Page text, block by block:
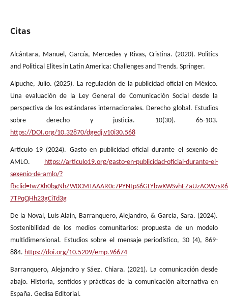
Citas
Alcántara, Manuel, García, Mercedes y Rivas, Cristina. (2020). Politics
and Political Elites in Latin America: Challenges and Trends. Springer.
Alpuche, Julio. (2025). La regulación de la publicidad oficial en México.
Una evaluación de la Ley General de Comunicación Social desde la
perspectiva de los estándares internacionales. Derecho global. Estudios
sobre derecho y justicia. 10(30). 65-103.
https://DOI.org/10.32870/dgedj.v10i30.568
Artículo 19 (2024). Gasto en publicidad oficial durante el sexenio de
AMLO. https://articulo19.org/gasto-en-publicidad-oficial-durante-el-
sexenio-de-amlo/?
7TPqQHh23gCiTd3g
De la Noval, Luis Alain, Barranquero, Alejandro, & García, Sara. (2024).
Sostenibilidad de los medios comunitarios: propuesta de un modelo
multidimensional. Estudios sobre el mensaje periodístico, 30 (4), 869-
884. https://doi.org/10.5209/emp.96674
Barranquero, Alejandro y Sáez, Chiara. (2021). La comunicación desde
abajo. Historia, sentidos y prácticas de la comunicación alternativa en
España. Gedisa Editorial.